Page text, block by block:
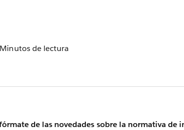
de lectura
de las novedades sobre la normativa